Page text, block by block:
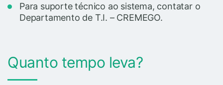
Para suporte técnico ao sistema, contatar o
Departamento de T.I. – CREMEGO.
Quanto tempo leva?